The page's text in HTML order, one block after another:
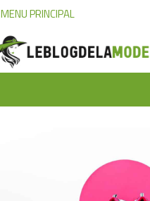
MENU PRINCIPAL